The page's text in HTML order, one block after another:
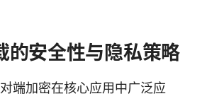
的安全性与隐私策略
端加密在核心应用中广泛应